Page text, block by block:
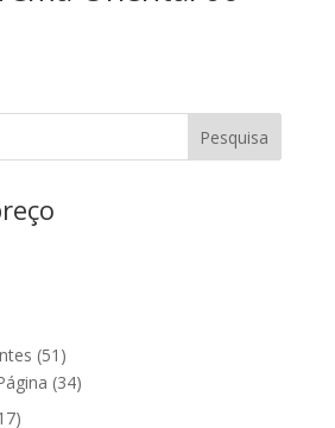
Pesquisa
51 51
produtos
3434
17